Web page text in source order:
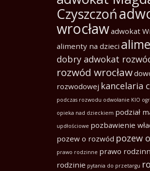
Czyszczoń
wrocławadwokat
alimenty na dzieci
dobry adwokat
rozwód wrocław
rozwodowej kancelaria
podczas rozwodu odwołanie KIO
opieka nad dzieckiem podział
updłościowe pozbawienie
pozew o rozwód pozew
prawo rodzinne prawo
rodzinie pytania do przetargu